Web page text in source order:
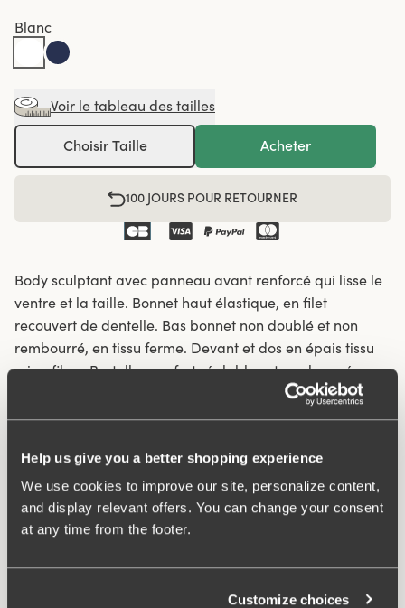
Help us give you a better shopping experience
We use cookies to improve our site, personalize content,
and display relevant offers. You can change your consent
at any time from the footer.
Customize choices
Blanc
Voir le tableau des tailles
Choisir Taille Acheter
100 JOURS POUR RETOURNER
Body sculptant avec panneau avant renforcé qui lisse le
ventre et la taille. Bonnet haut élastique, en filet
recouvert de dentelle. Bas bonnet non doublé et non
rembourré, en tissu ferme. Devant et dos en épais tissu
microfibre. Bretelles confort réglables et rembourrées
qui soulagent les épaules. Entrejambe doublé de coton
avec agrafage avancé pour un accès très facile.
Effet amincissant sur la taille et le ventre.
Bonnet entier pour plus de couverture et de soutien.
Les bretelles confort ajustables soulagent les épaules.
polyester.
Lavage délicat 40°C